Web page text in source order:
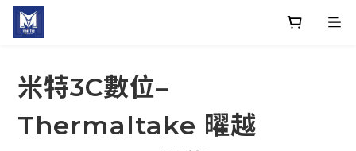
米特3C數位–
Thermaltake 曜越